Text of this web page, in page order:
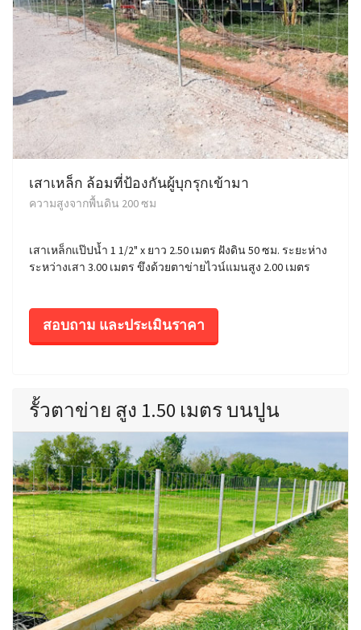
เสาเหล็ก ล้อมที่ป้องกันผู้บุกรุกเข้ามา
ความสูงจากพื้นดิน 200 ซม
เสาเหล็กแป๊ปน้ำ 1 1/2" x ยาว 2.50 เมตร ฝังดิน 50 ซม. ระยะห่าง
ระหว่างเสา 3.00 เมตร ขึงด้วยตาข่ายไวน์แมนสูง 2.00 เมตร
สอบถาม และประเมินราคา
รั้วตาข่าย สูง 1.50 เมตร บนปูน